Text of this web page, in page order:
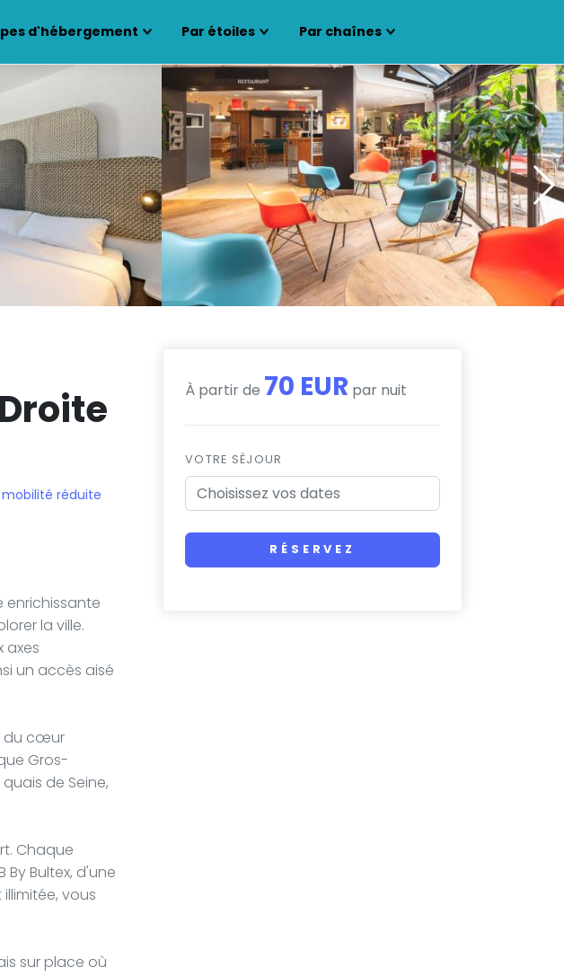
d'hébergement Par étoiles Par chaînes
réduite
enrichissante
la ville.
axes
un accès aisé
du cœur
Gros-
de Seine,
Chaque
Bultex, d'une
vous
sur place où
À partir de 70 EUR par nuit
VOTRE SÉJOUR
RÉSERVEZ